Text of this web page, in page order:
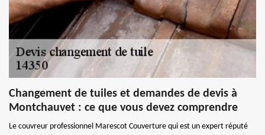
Changement de tuiles et demandes de devis à
Montchauvet : ce que vous devez comprendre
Le couvreur professionnel Marescot Couverture qui est un expert réputé